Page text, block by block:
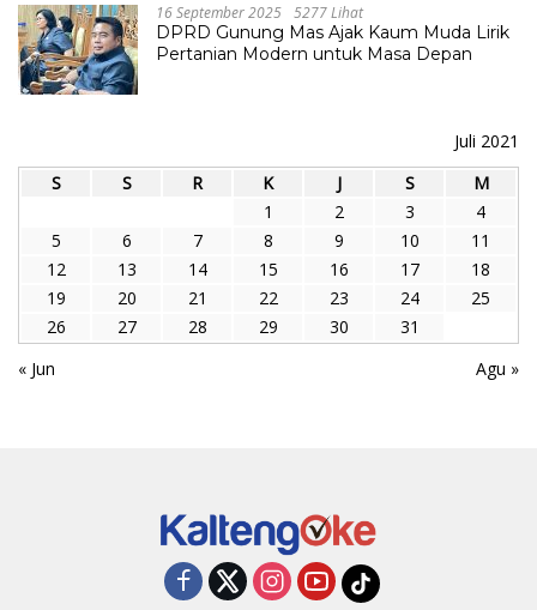
16 September 2025 5277 Lihat
DPRD Gunung Mas Ajak Kaum Muda Lirik
Pertanian Modern untuk Masa Depan
Juli 2021
S
S R K J S
M
1
2 3
4
5
6 7 8 9 10
11
12
13 14 15 16 17
18
19
20 21 22 23 24
25
26
27 28 29 30
31
« Jun
Agu »